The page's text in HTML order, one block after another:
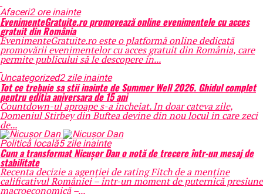
Afaceri2 ore inainte
EvenimenteGratuite.ro promovează online evenimentele cu acces
gratuit din România
EvenimenteGratuite.ro este o platformă online dedicată
promovării evenimentelor cu acces gratuit din România, care
permite publicului să le descopere în...
Uncategorized2 zile inainte
Tot ce trebuie sa stii inainte de Summer Well 2026. Ghidul complet
pentru editia aniversara de 15 ani
Countdown-ul aproape s-a incheiat. In doar cateva zile,
Domeniul Stirbey din Buftea devine din nou locul in care zeci
de...
Politică locală5 zile inainte
Cum a transformat Nicușor Dan o notă de trecere într-un mesaj de
stabilitate
Recenta decizie a agenției de rating Fitch de a menține
calificativul României – într-un moment de puternică presiune
macroeconomică –...